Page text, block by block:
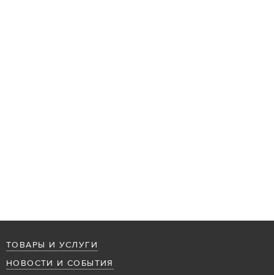
ТОВАРЫ И УСЛУГИ
НОВОСТИ И СОБЫТИЯ